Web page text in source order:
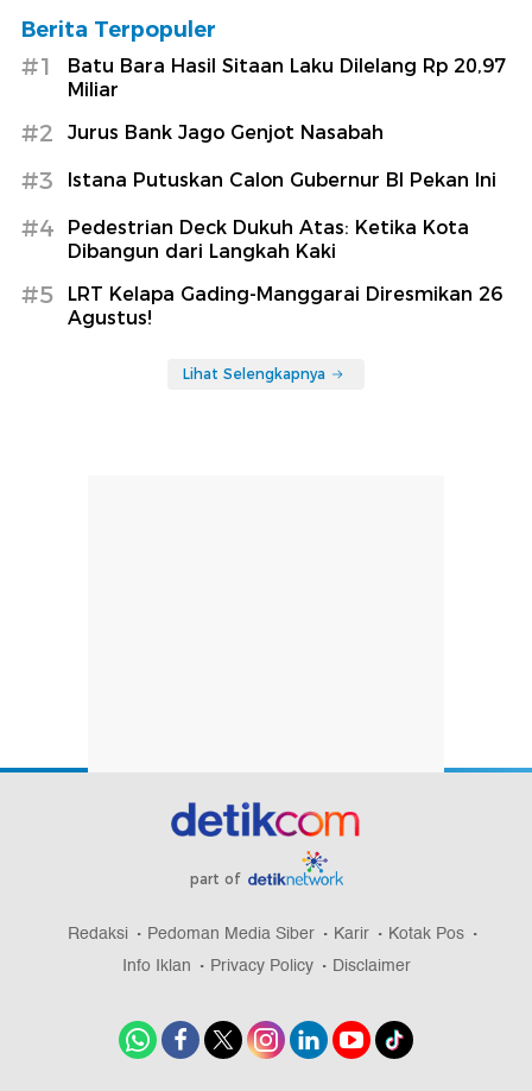
Berita Terpopuler
#1
Batu Bara Hasil Sitaan Laku Dilelang Rp 20,97
Miliar
#2 Jurus Bank Jago Genjot Nasabah
#3 Istana Putuskan Calon Gubernur BI Pekan Ini
#4
Pedestrian Deck Dukuh Atas: Ketika Kota
Dibangun dari Langkah Kaki
#5
LRT Kelapa Gading-Manggarai Diresmikan 26
Agustus!
Lihat Selengkapnya
part of
Redaksi Pedoman Media Siber Karir
Kotak Pos
Info Iklan
Privacy Policy Disclaimer